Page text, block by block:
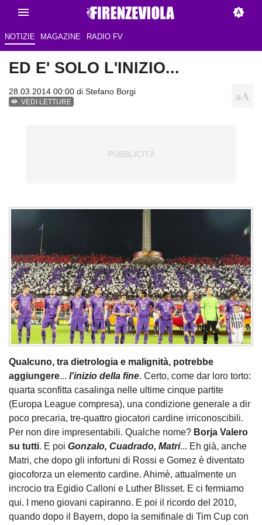
NOTIZIE MAGAZINE RADIO FV
ED E' SOLO L'INIZIO...
28.03.2014 00:00 di Stefano Borgi
VEDI LETTURE
Qualcuno, tra dietrologia e malignità, potrebbe
aggiungere... l'inizio della fine. Certo, come dar loro torto:
quarta sconfitta casalinga nelle ultime cinque partite
(Europa League compresa), una condizione generale a dir
poco precaria, tre-quattro giocatori cardine irriconoscibili.
Per non dire impresentabili. Qualche nome? Borja Valero
su tutti. E poi Gonzalo, Cuadrado, Matri... Eh già, anche
Matri, che dopo gli infortuni di Rossi e Gomez è diventato
giocoforza un elemento cardine. Ahimè, attualmente un
incrocio tra Egidio Calloni e Luther Blisset. E ci fermiamo
qui. I meno giovani capiranno. E poi il ricordo del 2010,
quando dopo il Bayern, dopo la semifinale di Tim Cup con